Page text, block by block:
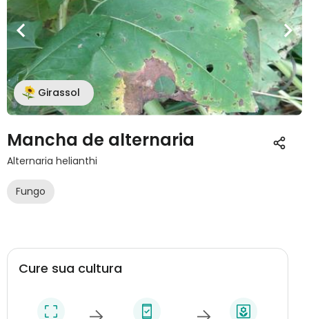
Girassol
Mancha de alternaria
Alternaria helianthi
Fungo
Cure sua cultura